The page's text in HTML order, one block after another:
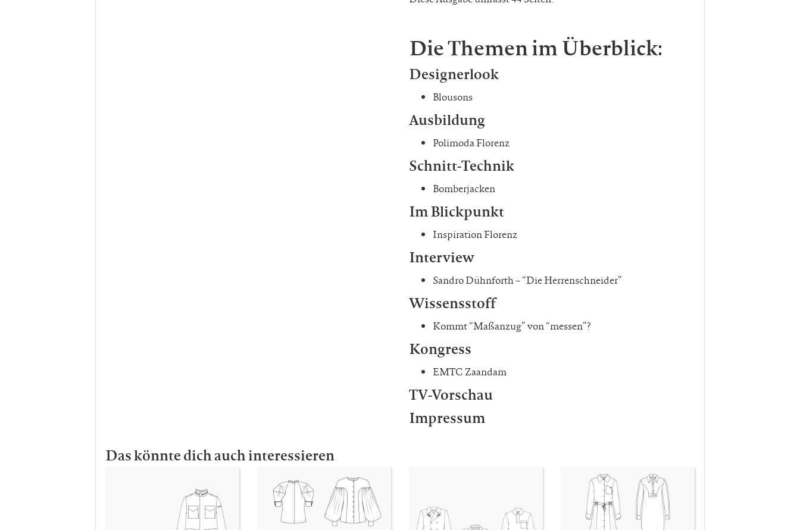
Die Themen im Überblick:
Designerlook
Blousons
Ausbildung
Polimoda Florenz
Schnitt-Technik
Bomberjacken
Im Blickpunkt
Inspiration Florenz
Interview
Sandro Dühnforth – “Die Herrenschneider”
Wissensstoff
Kommt “Maßanzug” von “messen”?
Kongress
EMTC Zaandam
TV-Vorschau
Impressum
Das könnte dich auch interessieren